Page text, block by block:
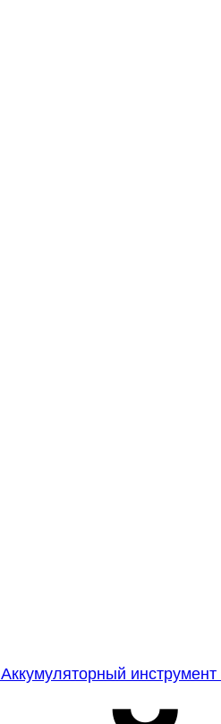
Аккумуляторный инструмент